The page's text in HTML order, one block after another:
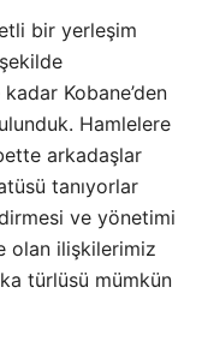
bir yerleşim
Kobane’den
Hamlelere
arkadaşlar
tanıyorlar
ve yönetimi
olan ilişkilerimiz
türlüsü mümkün